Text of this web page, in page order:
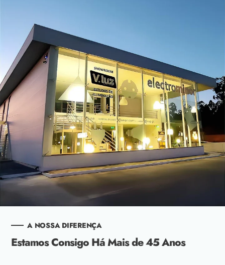
A NOSSA DIFERENÇA
Estamos Consigo Há Mais de 45 Anos